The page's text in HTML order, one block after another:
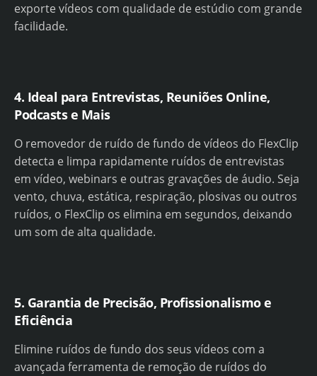
exporte vídeos com qualidade de estúdio com grande
facilidade.
4. Ideal para Entrevistas, Reuniões Online,
Podcasts e Mais
O removedor de ruído de fundo de vídeos do FlexClip
detecta e limpa rapidamente ruídos de entrevistas
em vídeo, webinars e outras gravações de áudio. Seja
vento, chuva, estática, respiração, plosivas ou outros
ruídos, o FlexClip os elimina em segundos, deixando
um som de alta qualidade.
5. Garantia de Precisão, Profissionalismo e
Eficiência
Elimine ruídos de fundo dos seus vídeos com a
avançada ferramenta de remoção de ruídos do